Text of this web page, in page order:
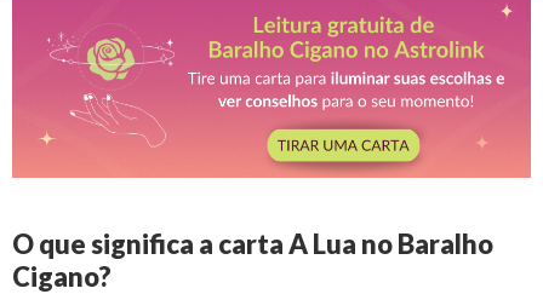
O que significa a carta A Lua no Baralho
Cigano?